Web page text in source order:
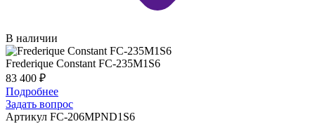
В наличии
Frederique Constant FC-235M1S6
83 400 ₽
Подробнее
Задать вопрос
Артикул FC-206MPND1S6